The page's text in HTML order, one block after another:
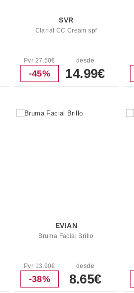
SVR
Clarial CC Cream spf
Pvr 27.50€
-45%
desde
14.99€
EVIAN
Bruma Facial Brillo
Pvr 13.90€
-38%
desde
8.65€